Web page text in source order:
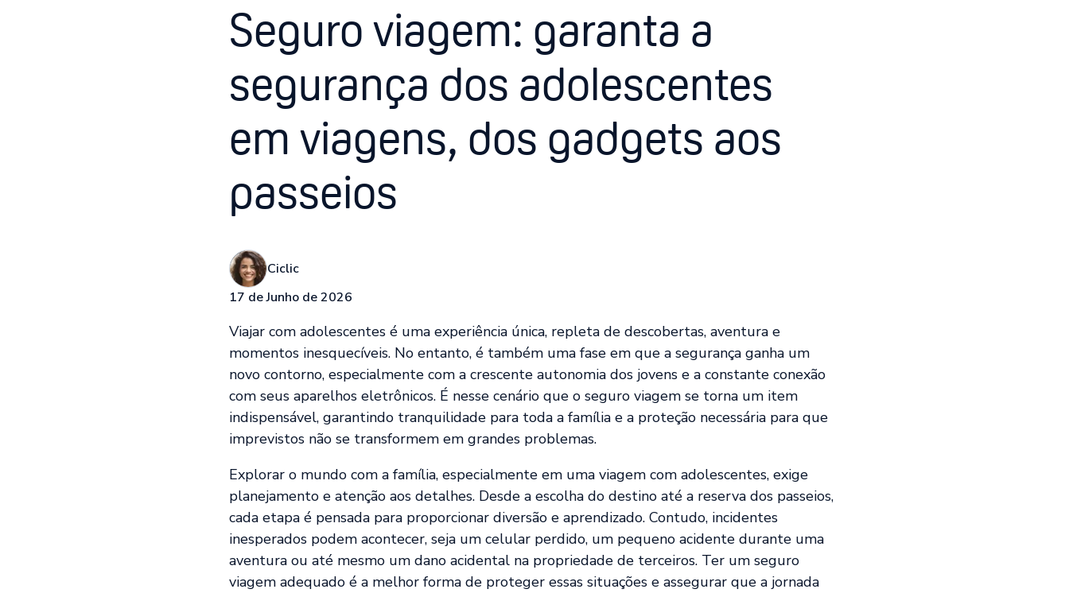
Seguro viagem: garanta a
segurança dos adolescentes
em viagens, dos gadgets aos
passeios
Ciclic
17 de Junho de 2026
Viajar com adolescentes é uma experiência única, repleta de descobertas, aventura e
momentos inesquecíveis. No entanto, é também uma fase em que a segurança ganha um
novo contorno, especialmente com a crescente autonomia dos jovens e a constante conexão
com seus aparelhos eletrônicos. É nesse cenário que o seguro viagem se torna um item
indispensável, garantindo tranquilidade para toda a família e a proteção necessária para que
imprevistos não se transformem em grandes problemas.
Explorar o mundo com a família, especialmente em uma viagem com adolescentes, exige
planejamento e atenção aos detalhes. Desde a escolha do destino até a reserva dos passeios,
cada etapa é pensada para proporcionar diversão e aprendizado. Contudo, incidentes
inesperados podem acontecer, seja um celular perdido, um pequeno acidente durante uma
aventura ou até mesmo um dano acidental na propriedade de terceiros. Ter um seguro
viagem adequado é a melhor forma de proteger essas situações e assegurar que a jornada